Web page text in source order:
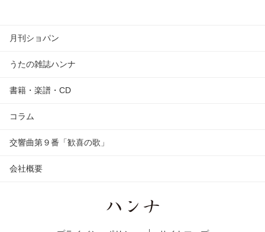
月刊ショパン
うたの雑誌ハンナ
書籍・楽譜・CD
コラム
交響曲第９番「歓喜の歌」
会社概要